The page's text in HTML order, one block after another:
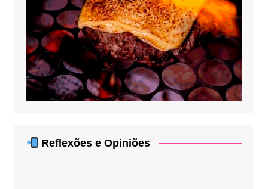
Reflexões e Opiniões